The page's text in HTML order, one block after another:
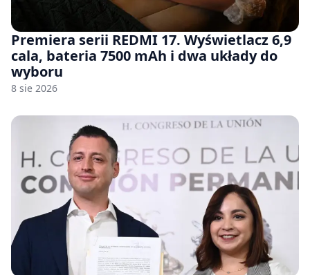
Premiera serii REDMI 17. Wyświetlacz 6,9
cala, bateria 7500 mAh i dwa układy do
wyboru
8 sie 2026